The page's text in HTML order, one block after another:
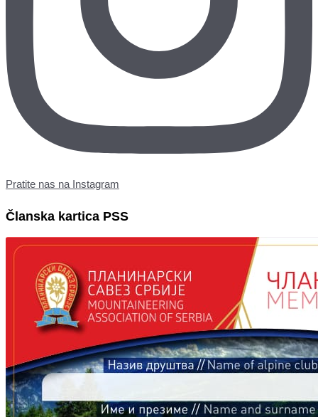
Pratite nas na Instagram
Članska kartica PSS